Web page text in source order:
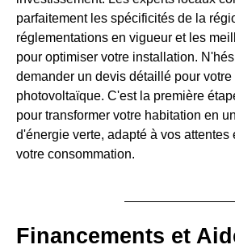
parfaitement les spécificités de la
réglementations en vigueur et les
pour optimiser votre installation.
demander un devis détaillé pour
photovoltaïque. C'est la première
pour transformer votre habitation en
d'énergie verte, adapté à vos attentes
votre consommation.
Financements et